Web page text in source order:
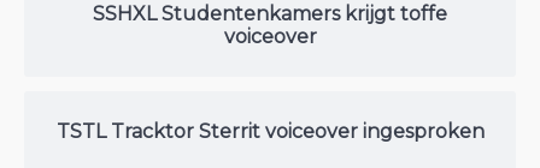
SSHXL Studentenkamers krijgt toffe
voiceover
TSTL Tracktor Sterrit voiceover ingesproken